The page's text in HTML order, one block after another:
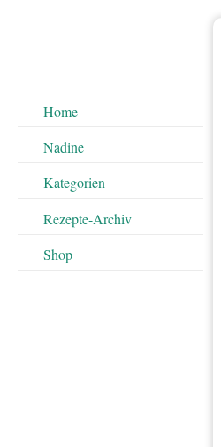
Home
Nadine
Kategorien
Rezepte-Archiv
Shop